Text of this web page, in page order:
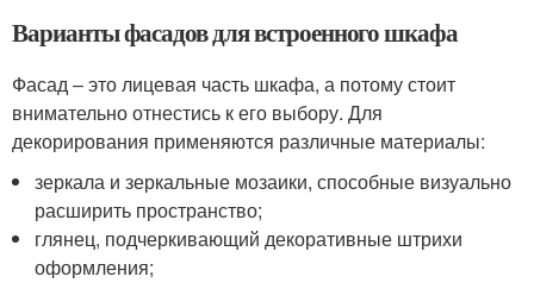
Варианты фасадов для встроенного шкафа
Фасад – это лицевая часть шкафа, а потому стоит
внимательно отнестись к его выбору. Для
декорирования применяются различные материалы:
зеркала и зеркальные мозаики, способные визуально
расширить пространство;
глянец, подчеркивающий декоративные штрихи
оформления;